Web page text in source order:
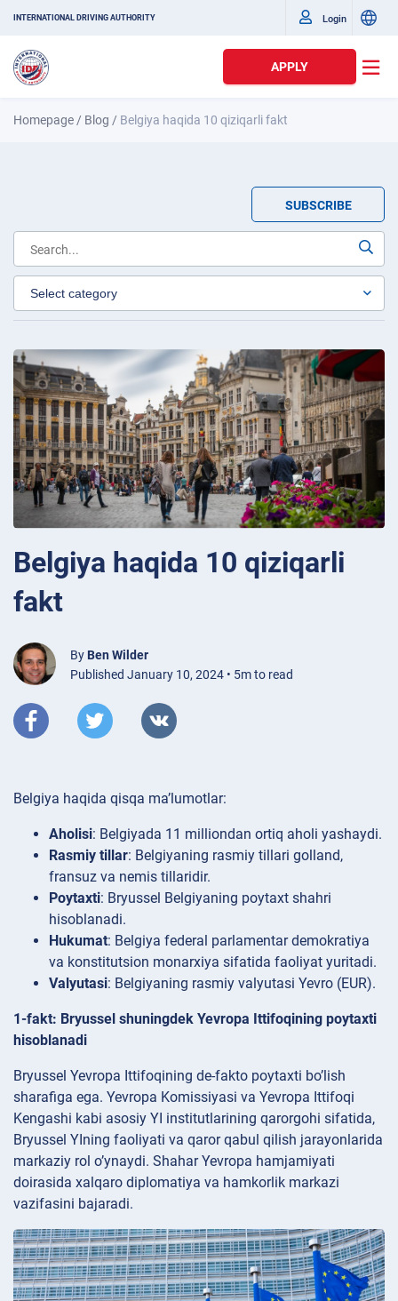
INTERNATIONAL DRIVING AUTHORITY Login
APPLY
Homepage / Blog / Belgiya haqida 10 qiziqarli fakt
SUBSCRIBE
Belgiya haqida 10 qiziqarli
fakt
By Ben Wilder
Published January 10, 2024 • 5m to read
Belgiya haqida qisqa ma’lumotlar:
Aholisi: Belgiyada 11 milliondan ortiq aholi yashaydi.
Rasmiy tillar: Belgiyaning rasmiy tillari golland,
fransuz va nemis tillaridir.
Poytaxti: Bryussel Belgiyaning poytaxt shahri
hisoblanadi.
Hukumat: Belgiya federal parlamentar demokratiya
va konstitutsion monarxiya sifatida faoliyat yuritadi.
Valyutasi: Belgiyaning rasmiy valyutasi Yevro (EUR).
1-fakt: Bryussel shuningdek Yevropa Ittifoqining poytaxti
hisoblanadi
Bryussel Yevropa Ittifoqining de-fakto poytaxti bo’lish
sharafiga ega. Yevropa Komissiyasi va Yevropa Ittifoqi
Kengashi kabi asosiy YI institutlarining qarorgohi sifatida,
Bryussel YIning faoliyati va qaror qabul qilish jarayonlarida
markaziy rol o’ynaydi. Shahar Yevropa hamjamiyati
doirasida xalqaro diplomatiya va hamkorlik markazi
vazifasini bajaradi.